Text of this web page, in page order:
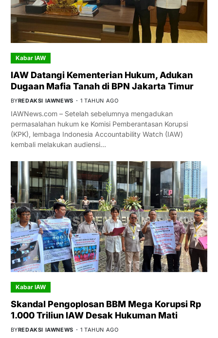
Kabar IAW
IAW Datangi Kementerian Hukum, Adukan
Dugaan Mafia Tanah di BPN Jakarta Timur
BYREDAKSI IAWNEWS 1 TAHUN AGO
IAWNews.com – Setelah sebelumnya mengadukan
permasalahan hukum ke Komisi Pemberantasan Korupsi
(KPK), lembaga Indonesia Accountability Watch (IAW)
kembali melakukan audiensi…
Kabar IAW
Skandal Pengoplosan BBM Mega Korupsi Rp
1.000 Triliun IAW Desak Hukuman Mati
BYREDAKSI IAWNEWS 1 TAHUN AGO